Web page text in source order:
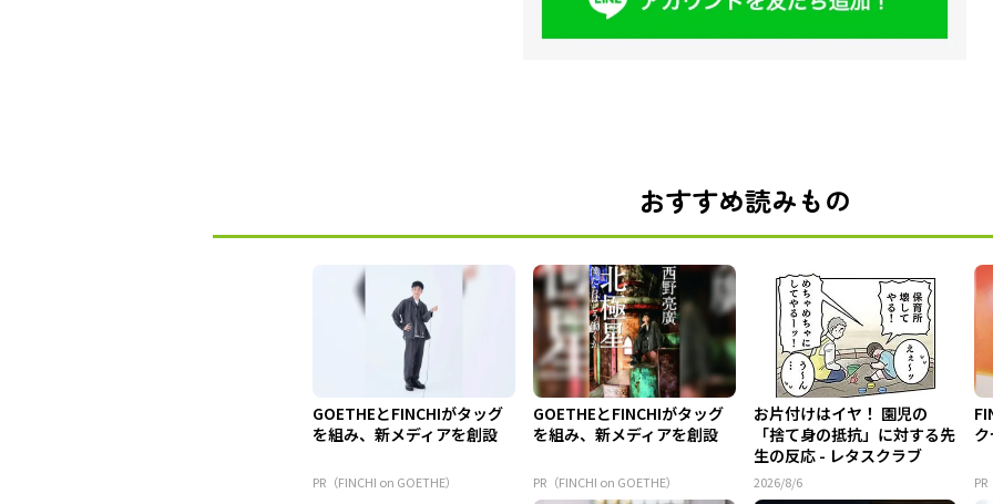
おすすめ読みもの
GOETHEとFINCHIがタッグ
を組み、新メディアを創設
PR（FINCHI on GOETHE）
GOETHEとFINCHIがタッグ
を組み、新メディアを創設
PR（FINCHI on GOETHE）
お片付けはイヤ！ 園児の
「捨て身の抵抗」に対する先
生の反応 - レタスクラブ
2026/8/6